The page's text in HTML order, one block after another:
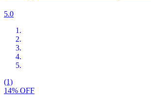
5.0
(1)
14% OFF